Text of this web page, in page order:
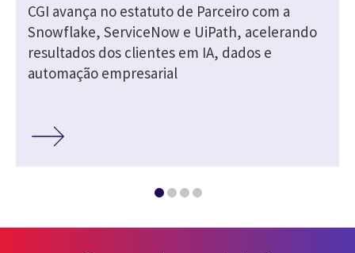
CGI avança no estatuto de Parceiro com a
Snowflake, ServiceNow e UiPath, acelerando
resultados dos clientes em IA, dados e
automação empresarial